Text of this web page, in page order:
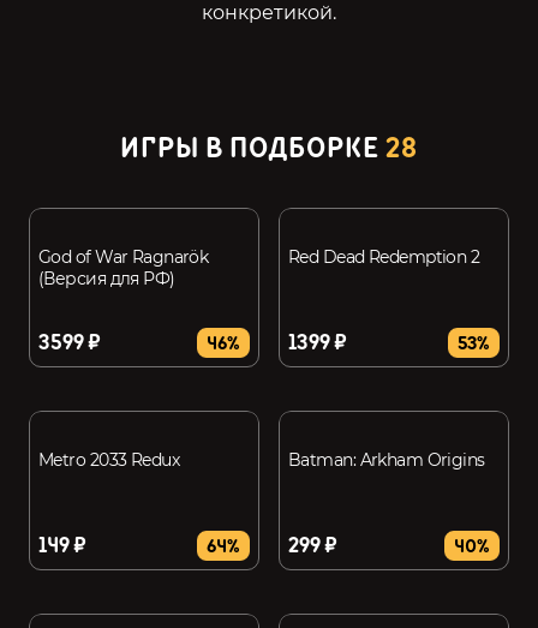
конкретикой.
ИГРЫ В ПОДБОРКЕ 28
God of War Ragnarök
(Версия для РФ)
3599 ₽ 46%
Red Dead Redemption 2
1399 ₽ 53%
Metro 2033 Redux
149 ₽ 64%
Batman: Arkham Origins
299 ₽ 40%